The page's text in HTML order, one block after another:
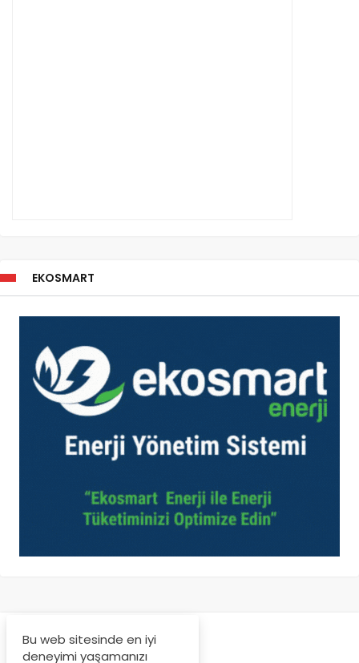
EKOSMART
Bu web sitesinde en iyi
deneyimi yaşamanızı